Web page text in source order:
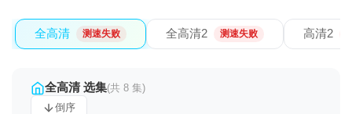
全高清 测速失败 全高清2 测速失败 高清2
全高清 选集(共 8 集)
倒序